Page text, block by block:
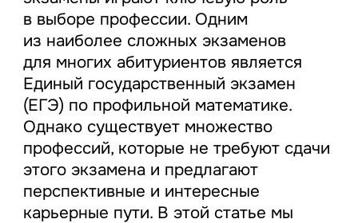
в выборе профессии. Одним
из наиболее сложных экзаменов
для многих абитуриентов является
Единый государственный экзамен
(ЕГЭ) по профильной математике.
Однако существует множество
профессий, которые не требуют сдачи
этого экзамена и предлагают
перспективные и интересные
карьерные пути. В этой статье мы